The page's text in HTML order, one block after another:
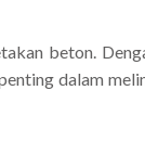
beton.
dalam